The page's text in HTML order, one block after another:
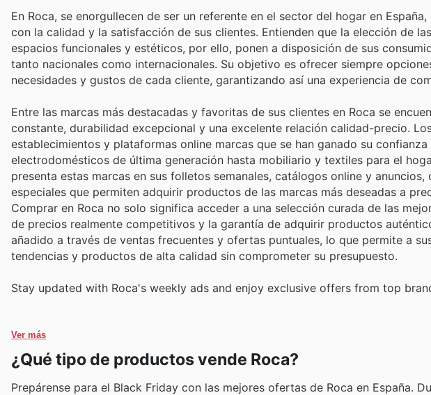
En Roca, se enorgullecen de ser un referente en el sector del hogar en
con la calidad y la satisfacción de sus clientes. Entienden que la elección de
espacios funcionales y estéticos, por ello, ponen a disposición de sus
tanto nacionales como internacionales. Su objetivo es ofrecer siempre
necesidades y gustos de cada cliente, garantizando así una experiencia de
Entre las marcas más destacadas y favoritas de sus clientes en Roca se
constante, durabilidad excepcional y una excelente relación calidad-precio.
establecimientos y plataformas online marcas que se han ganado su
electrodomésticos de última generación hasta mobiliario y textiles para el
presenta estas marcas en sus folletos semanales, catálogos online y
especiales que permiten adquirir productos de las marcas más deseadas a
Comprar en Roca no solo significa acceder a una selección curada de las
de precios realmente competitivos y la garantía de adquirir productos
añadido a través de ventas frecuentes y ofertas puntuales, lo que permite a
tendencias y productos de alta calidad sin comprometer su presupuesto.
Stay updated with Roca's weekly ads and enjoy exclusive offers from top
Ver más
¿Qué tipo de productos vende Roca?
Prepárense para el Black Friday con las mejores ofertas de Roca en España.